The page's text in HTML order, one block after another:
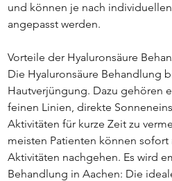
und können je nach
angepasst werden.
Vorteile der Hyaluronsäure
Die Hyaluronsäure Behandlung
Hautverjüngung. Dazu gehören
feinen Linien, direkte
Aktivitäten für kurze Zeit zu
meisten Patienten können
Aktivitäten nachgehen. Es wird
Behandlung in Aachen: Die